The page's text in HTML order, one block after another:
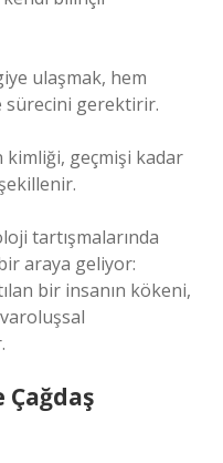
ulaşmak, hem
sürecini gerektirir.
kimliği, geçmişi kadar
tartışmalarında
araya geliyor:
bir insanın kökeni,
Çağdaş